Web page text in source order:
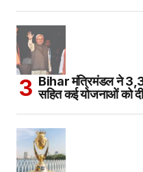
Bihar मंत्रिमंडल ने
सहित कई योजनाओं को